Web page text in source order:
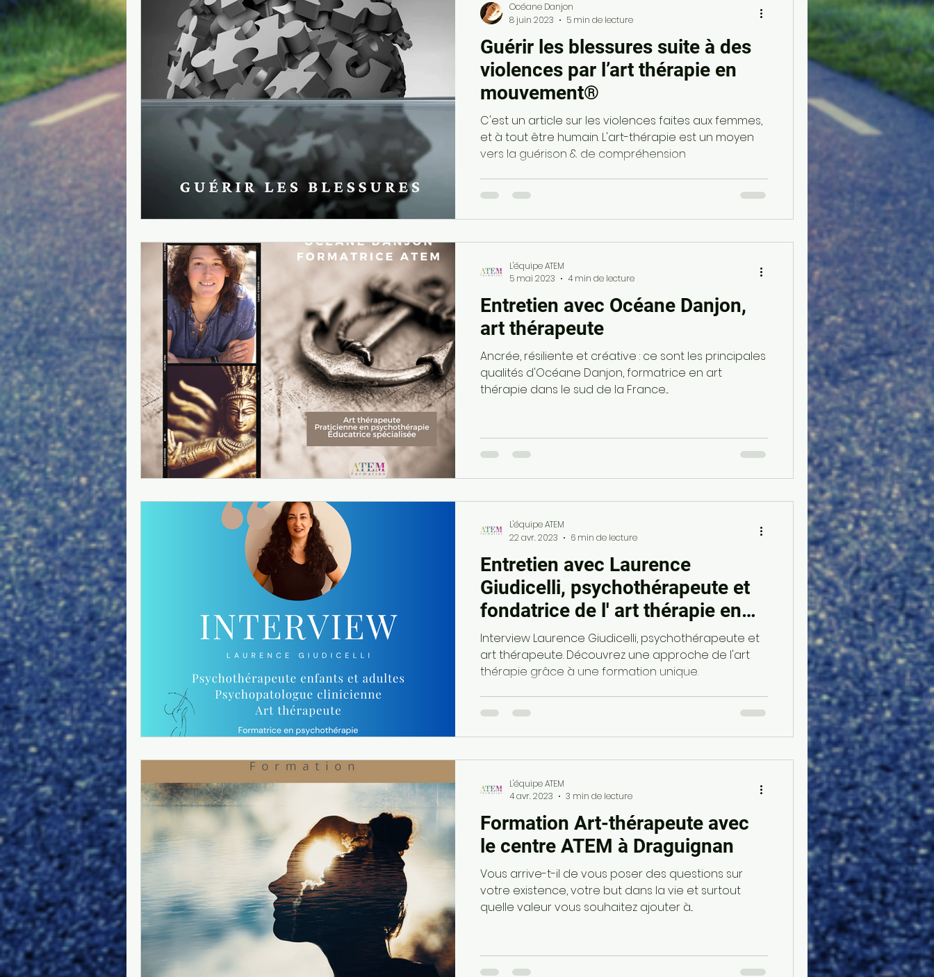
Guérir les blessures suite à des
violences par l’art thérapie en
mouvement®
C'est un article sur les violences faites aux femmes,
et à tout être humain. L'art-thérapie est un moyen
vers la guérison & de compréhension
Océane Danjon
8 juin 2023
5 min de lecture
Entretien avec Océane Danjon,
art thérapeute
Ancrée, résiliente et créative : ce sont les principales
qualités d'Océane Danjon, formatrice en art
thérapie dans le sud de la France....
L'équipe ATEM
5 mai 2023
4 min de lecture
Entretien avec Laurence
Giudicelli, psychothérapeute et
fondatrice de l' art thérapie en
mouvement®
Interview Laurence Giudicelli, psychothérapeute et
art thérapeute. Découvrez une approche de l'art
thérapie grâce à une formation unique.
L'équipe ATEM
22 avr. 2023
6 min de lecture
Formation Art-thérapeute avec
le centre ATEM à Draguignan
Vous arrive-t-il de vous poser des questions sur
votre existence, votre but dans la vie et surtout
quelle valeur vous souhaitez ajouter à...
L'équipe ATEM
4 avr. 2023
3 min de lecture